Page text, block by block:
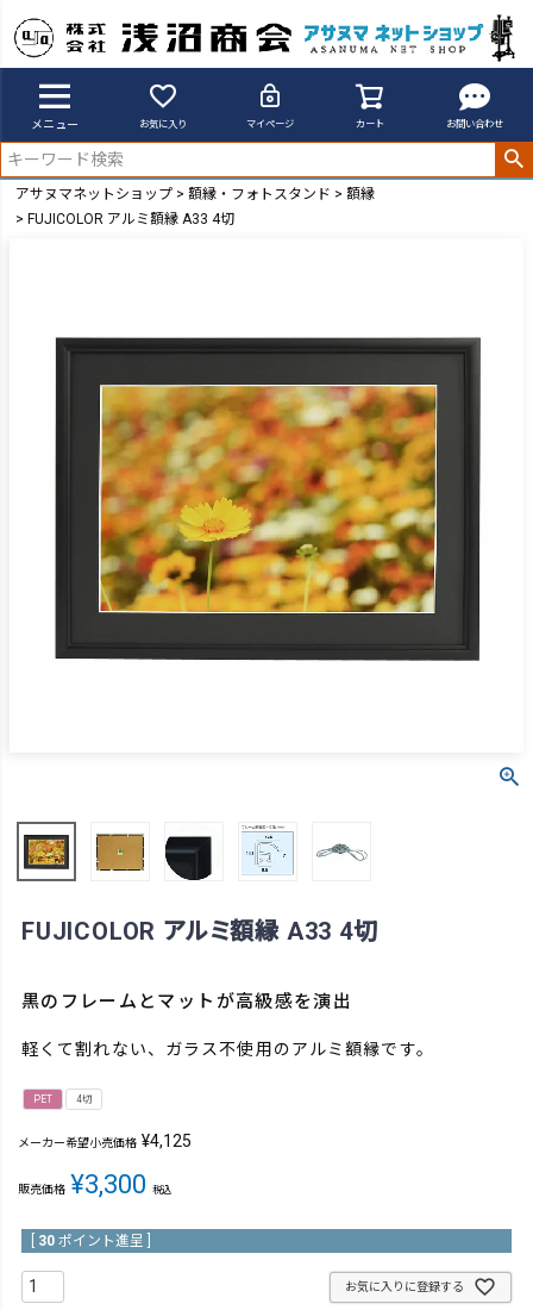
メニュー お気に入り マイページ カート お問い合わせ
アサヌマネットショップ 額縁・フォトスタンド
額縁
FUJICOLOR アルミ額縁 A33 4切
FUJICOLOR アルミ額縁 A33 4切
黒のフレームとマットが高級感を演出
軽くて割れない、ガラス不使用のアルミ額縁です。
PET 4切
メーカー希望小売価格 ¥4,125
販売価格 ¥3,300 税込
30 ポイント進呈 ]
お気に入りに登録する